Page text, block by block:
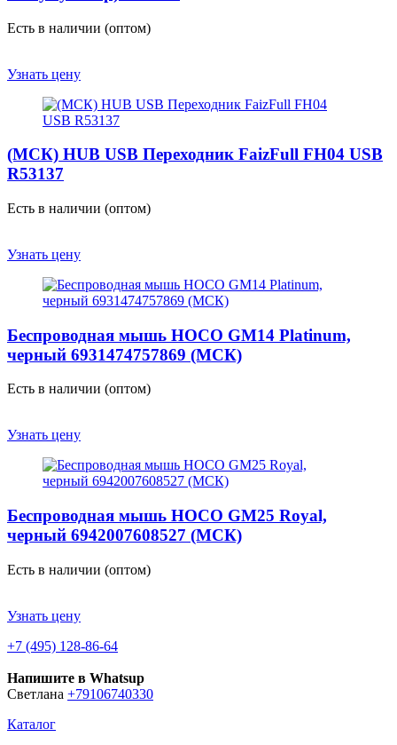
Есть в наличии (оптом)
Узнать цену
(МСК) HUB USB Переходник FaizFull FH04 USB
R53137
Есть в наличии (оптом)
Узнать цену
Беспроводная мышь HOCO GM14 Platinum,
черный 6931474757869 (МСК)
Есть в наличии (оптом)
Узнать цену
Беспроводная мышь HOCO GM25 Royal,
черный 6942007608527 (МСК)
Есть в наличии (оптом)
Узнать цену
+7 (495) 128-86-64
Напишите в Whatsup
Светлана +79106740330
Каталог